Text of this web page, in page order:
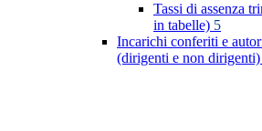
Tassi di assenza
in tabelle) 5
Incarichi conferiti e
(dirigenti e non dirigenti)